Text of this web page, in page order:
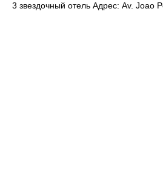
3 звездочный отель Адрес: Av. Joao